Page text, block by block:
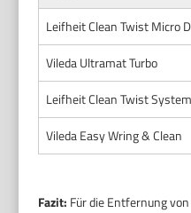
Leifheit Clean Twist Micro
Vileda Ultramat Turbo
Leifheit Clean Twist
Vileda Easy Wring & Clean
Fazit: Für die Entfernung